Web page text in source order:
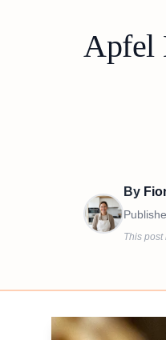
Apfel
By
This post